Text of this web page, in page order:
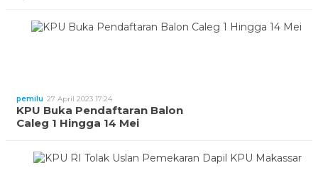
pemilu 27 April 2023 17:24
KPU Buka Pendaftaran Balon
Caleg 1 Hingga 14 Mei